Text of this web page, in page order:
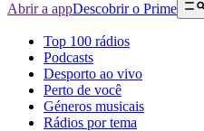
Abrir a appDescobrir o Prime
Top 100 rádios
Podcasts
Desporto ao vivo
Perto de você
Géneros musicais
Rádios por tema